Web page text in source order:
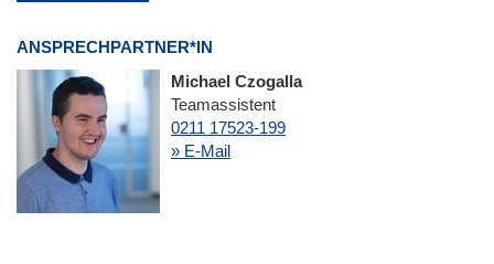
ANSPRECHPARTNER*IN
Michael Czogalla
Teamassistent
0211 17523-199
» E-Mail